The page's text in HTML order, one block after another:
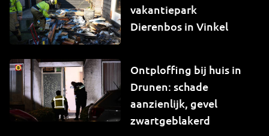
vakantiepark
Dierenbos in Vinkel
Ontploffing bij huis in
Drunen: schade
aanzienlijk, gevel
zwartgeblakerd